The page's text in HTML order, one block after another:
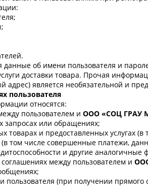
об имени пользователя и
доставки товара. Прочая
адрес) является необязательной и
пользователя
относятся:
пользователем и ООО «СОЦ ГРАУ
запросах или обращениях;
товарах и предоставленных услугах (в
том числе совершенные платежи,
и другие аналогичные
между пользователем и
(при получении прямого